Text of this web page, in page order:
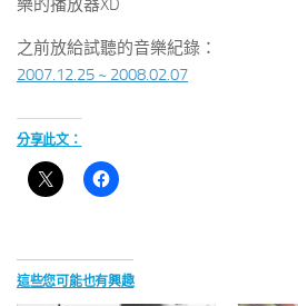
樂的播放器XD
之前放給試聽的音樂紀錄：
2007.12.25 ~ 2008.02.07
分享此文：
這些您可能也有興趣